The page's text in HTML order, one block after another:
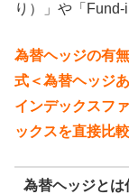
り）」や「Fund-
為替ヘッジの有
式＜為替ヘッジ
インデックスフ
ックスを直接比
為替ヘッジとは